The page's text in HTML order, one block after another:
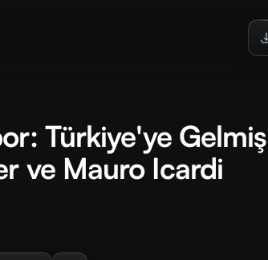
Türkiye'ye
ve Mauro Icardi